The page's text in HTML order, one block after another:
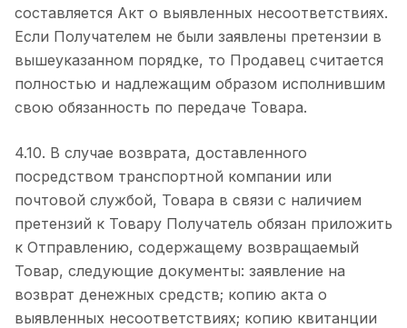
составляется Акт о выявленных несоответствиях.
Если Получателем не были заявлены претензии в
вышеуказанном порядке, то Продавец считается
полностью и надлежащим образом исполнившим
свою обязанность по передаче Товара.
4.10. В случае возврата, доставленного
посредством транспортной компании или
почтовой службой, Товара в связи с наличием
претензий к Товару Получатель обязан приложить
к Отправлению, содержащему возвращаемый
Товар, следующие документы: заявление на
возврат денежных средств; копию акта о
выявленных несоответствиях; копию квитанции